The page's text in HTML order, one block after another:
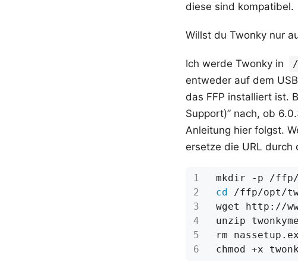
diese sind kompatibel.
Willst du Twonky nur
Ich werde Twonky in
entweder auf dem
das FFP installiert ist.
Support)” nach, ob
Anleitung hier folgst.
ersetze die URL durch
cd